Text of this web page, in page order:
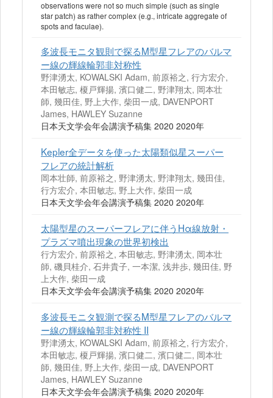
observations were not so much simple (such as single
star patch) as rather complex (e.g., intricate aggregate of
spots and faculae).
多波長モニタ観則で探るM型星フレアのバルマ
ー線の輝線輪郭非対称性
野津湧太, KOWALSKI Adam, 前原裕之, 行方宏介,
本田敏志, 榎戸輝揚, 濱口健二, 野津翔太, 岡本壮
師, 幾田佳, 野上大作, 柴田一成, DAVENPORT
James, HAWLEY Suzanne
日本天文学会年会講演予稿集 2020 2020年
Kepler全データを使った太陽類似星スーパー
フレアの統計解析
岡本壮師, 前原裕之, 野津湧太, 野津翔太, 幾田佳,
行方宏介, 本田敏志, 野上大作, 柴田一成
日本天文学会年会講演予稿集 2020 2020年
太陽型星のスーパーフレアに伴うHα線放射・
プラズマ噴出現象の世界初検出
行方宏介, 前原裕之, 本田敏志, 野津湧太, 岡本壮
師, 磯貝桂介, 石井貴子, 一本潔, 浅井歩, 幾田佳, 野
上大作, 柴田一成
日本天文学会年会講演予稿集 2020 2020年
多波長モニタ観測で探るM型星フレアのバルマ
ー線の輝線輪郭非対称性 II
野津湧太, KOWALSKI Adam, 前原裕之, 行方宏介,
本田敏志, 榎戸輝揚, 濱口健二, 濱口健二, 岡本壮
師, 幾田佳, 野上大作, 柴田一成, DAVENPORT
James, HAWLEY Suzanne
日本天文学会年会講演予稿集 2020 2020年